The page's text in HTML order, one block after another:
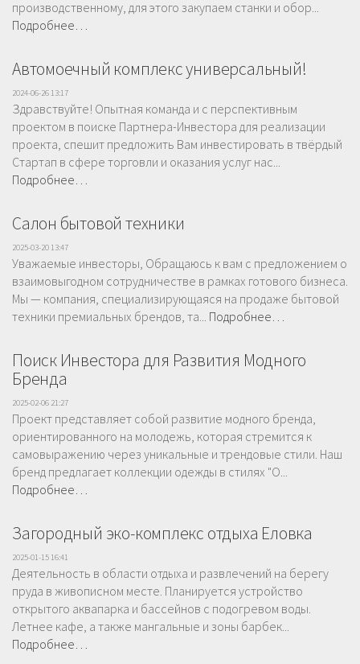
производственному, для этого закупаем станки и обор...
Подробнее…
Автомоечный комплекс универсальный!
2024-06-26 13:17
Здравствуйте! Опытная команда и с перспективным
проектом в поиске Партнера-Инвестора для реализации
проекта, спешит предложить Вам инвестировать в твёрдый
Стартап в сфере торговли и оказания услуг нас...
Подробнее…
Салон бытовой техники
2025-03-20 13:47
Уважаемые инвесторы, Обращаюсь к вам с предложением о
взаимовыгодном сотрудничестве в рамках готового бизнеса.
Мы — компания, специализирующаяся на продаже бытовой
техники премиальных брендов, та... Подробнее…
Поиск Инвестора для Развития Модного
Бренда
2025-02-06 21:27
Проект представляет собой развитие модного бренда,
ориентированного на молодежь, которая стремится к
самовыражению через уникальные и трендовые стили. Наш
бренд предлагает коллекции одежды в стилях "О...
Подробнее…
Загородный эко-комплекс отдыха Еловка
2025-01-15 16:41
Деятельность в области отдыха и развлечений на берегу
пруда в живописном месте. Планируется устройство
открытого аквапарка и бассейнов с подогревом воды.
Летнее кафе, а также мангальные и зоны барбек...
Подробнее…